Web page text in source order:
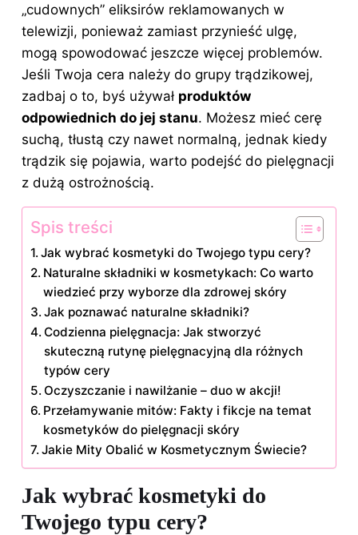
„cudownych” eliksirów reklamowanych w
telewizji, ponieważ zamiast przynieść ulgę,
mogą spowodować jeszcze więcej problemów.
Jeśli Twoja cera należy do grupy trądzikowej,
zadbaj o to, byś używał produktów
odpowiednich do jej stanu. Możesz mieć cerę
suchą, tłustą czy nawet normalną, jednak kiedy
trądzik się pojawia, warto podejść do pielęgnacji
z dużą ostrożnością.
Spis treści
Jak wybrać kosmetyki do Twojego typu cery?
Naturalne składniki w kosmetykach: Co warto
wiedzieć przy wyborze dla zdrowej skóry
Jak poznawać naturalne składniki?
Codzienna pielęgnacja: Jak stworzyć
skuteczną rutynę pielęgnacyjną dla różnych
typów cery
Oczyszczanie i nawilżanie – duo w akcji!
Przełamywanie mitów: Fakty i fikcje na temat
kosmetyków do pielęgnacji skóry
Jakie Mity Obalić w Kosmetycznym Świecie?
Jak wybrać kosmetyki do
Twojego typu cery?